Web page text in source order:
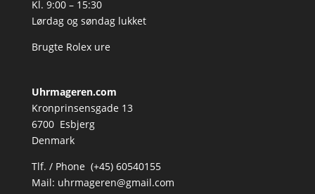
Kl. 9:00 – 15:30
Lørdag og søndag lukket
Brugte Rolex ure
Uhrmageren.com
Kronprinsensgade 13
6700 Esbjerg
Denmark
Tlf. / Phone (+45) 60540155
Mail: uhrmageren@gmail.com